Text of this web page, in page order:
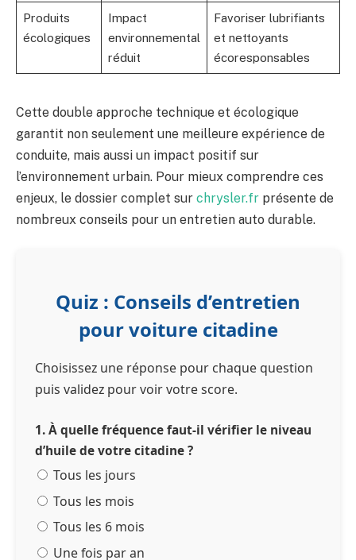
Produits
écologiques
Impact
environnemental
réduit
Favoriser lubrifiants
et nettoyants
écoresponsables
Cette double approche technique et écologique
garantit non seulement une meilleure expérience de
conduite, mais aussi un impact positif sur
l’environnement urbain. Pour mieux comprendre ces
enjeux, le dossier complet sur chrysler.fr présente de
nombreux conseils pour un entretien auto durable.
Quiz : Conseils d’entretien
pour voiture citadine
Choisissez une réponse pour chaque question
puis validez pour voir votre score.
1. À quelle fréquence faut-il vérifier le niveau
d’huile de votre citadine ?
Tous les jours
Tous les mois
Tous les 6 mois
Une fois par an